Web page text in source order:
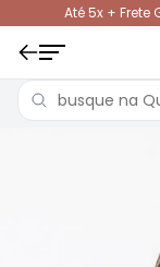
Até 5x + Frete